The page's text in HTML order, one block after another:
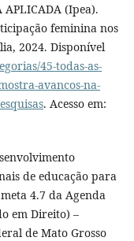
APLICADA (Ipea).
feminina nos
2024. Disponível
45-todas-as-
avancos-na-
. Acesso em:
de educação para
4.7 da Agenda
em Direito) –
de Mato Grosso